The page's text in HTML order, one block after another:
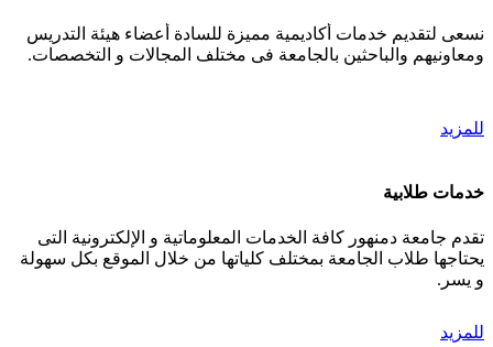
نسعى لتقديم خدمات أكاديمية مميزة للسادة أعضاء هيئة التدريس
ومعاونيهم والباحثين بالجامعة فى مختلف المجالات و التخصصات.
للمزيد
خدمات طلابية
تقدم جامعة دمنهور كافة الخدمات المعلوماتية و الإلكترونية التى
يحتاجها طلاب الجامعة بمختلف كلياتها من خلال الموقع بكل سهولة
و يسر.
للمزيد